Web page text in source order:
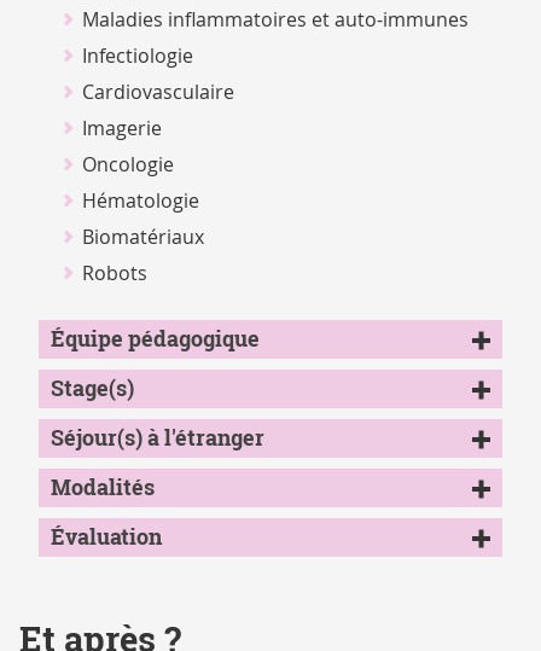
Maladies inflammatoires et auto-immunes
Infectiologie
Cardiovasculaire
Imagerie
Oncologie
Hématologie
Biomatériaux
Robots
Équipe pédagogique
Stage(s)
Séjour(s) à l'étranger
Modalités
Évaluation
Et après ?